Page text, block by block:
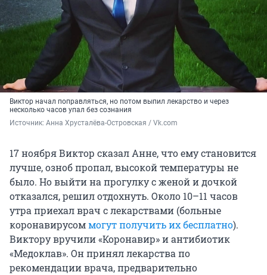
Виктор начал поправляться, но потом выпил лекарство и через
несколько часов упал без сознания
Источник: Анна Хрусталёва-Островская / Vk.com
17 ноября Виктор сказал Анне, что ему становится
лучше, озноб пропал, высокой температуры не
было. Но выйти на прогулку с женой и дочкой
отказался, решил отдохнуть. Около 10–11 часов
утра приехал врач с лекарствами (больные
коронавирусоммогут получить их бесплатно).
Виктору вручили «Коронавир» и антибиотик
«Медоклав». Он принял лекарства по
рекомендации врача, предварительно